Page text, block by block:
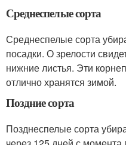
Среднеспелые сорта
Среднеспелые сорта
посадки. О зрелости
нижние листья. Эти
отлично хранятся зимой.
Поздние сорта
Позднеспелые сорта